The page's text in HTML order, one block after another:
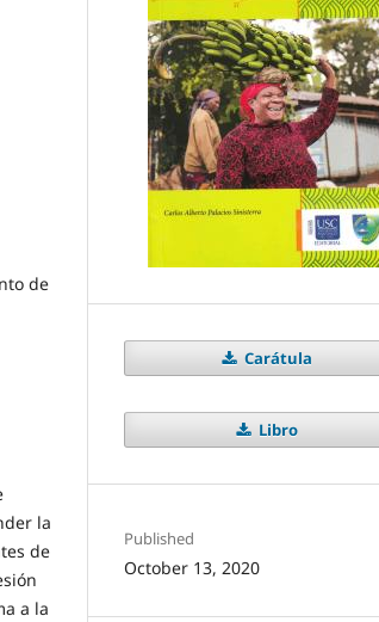
de
la
de
a la
Carátula
Libro
Published
October 13, 2020